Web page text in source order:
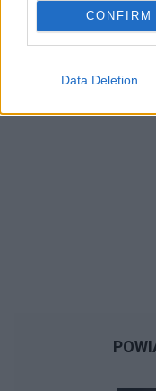
CONFIRM
Data Deletion